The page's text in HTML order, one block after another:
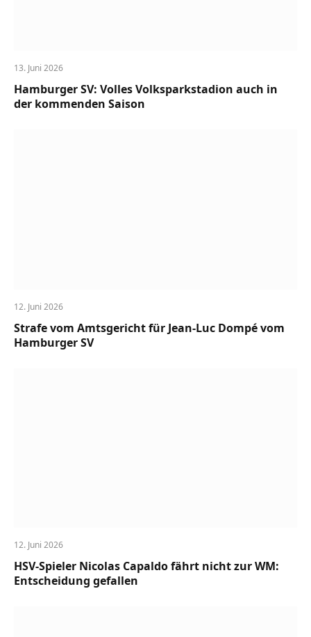
13. Juni 2026
Hamburger SV: Volles Volksparkstadion auch in
der kommenden Saison
12. Juni 2026
Strafe vom Amtsgericht für Jean-Luc Dompé vom
Hamburger SV
12. Juni 2026
HSV-Spieler Nicolas Capaldo fährt nicht zur WM:
Entscheidung gefallen